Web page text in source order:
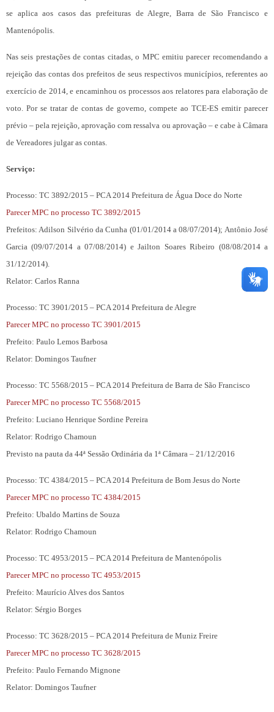
se aplica aos casos das prefeituras de Alegre, Barra de São Francisco e
Mantenópolis.
Nas seis prestações de contas citadas, o MPC emitiu parecer recomendando a
rejeição das contas dos prefeitos de seus respectivos municípios, referentes ao
exercício de 2014, e encaminhou os processos aos relatores para elaboração de
voto. Por se tratar de contas de governo, compete ao TCE-ES emitir parecer
prévio – pela rejeição, aprovação com ressalva ou aprovação – e cabe à Câmara
de Vereadores julgar as contas.
Serviço:
Processo: TC 3892/2015 – PCA 2014 Prefeitura de Água Doce do Norte
Parecer MPC no processo TC 3892/2015
Prefeitos: Adilson Silvério da Cunha (01/01/2014 a 08/07/2014); Antônio José
Garcia (09/07/2014 a 07/08/2014) e Jailton Soares Ribeiro (08/08/2014 a
31/12/2014).
Relator: Carlos Ranna
Processo: TC 3901/2015 – PCA 2014 Prefeitura de Alegre
Parecer MPC no processo TC 3901/2015
Prefeito: Paulo Lemos Barbosa
Relator: Domingos Taufner
Processo: TC 5568/2015 – PCA 2014 Prefeitura de Barra de São Francisco
Parecer MPC no processo TC 5568/2015
Prefeito: Luciano Henrique Sordine Pereira
Relator: Rodrigo Chamoun
Previsto na pauta da 44ª Sessão Ordinária da 1ª Câmara – 21/12/2016
Processo: TC 4384/2015 – PCA 2014 Prefeitura de Bom Jesus do Norte
Parecer MPC no processo TC 4384/2015
Prefeito: Ubaldo Martins de Souza
Relator: Rodrigo Chamoun
Processo: TC 4953/2015 – PCA 2014 Prefeitura de Mantenópolis
Parecer MPC no processo TC 4953/2015
Prefeito: Maurício Alves dos Santos
Relator: Sérgio Borges
Processo: TC 3628/2015 – PCA 2014 Prefeitura de Muniz Freire
Parecer MPC no processo TC 3628/2015
Prefeito: Paulo Fernando Mignone
Relator: Domingos Taufner